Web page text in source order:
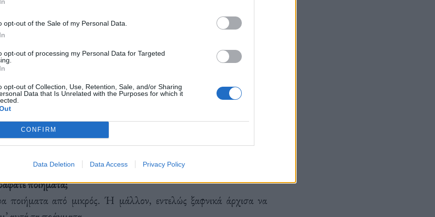
opt-out of the Sale of my Personal Data.
opt-out of processing my Personal Data for Targeted
opt-out of Collection, Use, Retention, Sale, and/or Sharing
Data that Is Unrelated with the Purposes for which it
CONFIRM
Data Deletion Data Access Privacy Policy
του έργου του, που ποτέ δεν έπαψε να αφουγκράζεται σαν
την κοινωνία και την σκληρή πραγματικότητα, είναι κομμάτι
που μας αφήνει ο Βασιλικός. Η συνέντευξη που θα διαβάσετε
αρκετό φως στο πολυδαίδαλο μυαλό του, γεμάτο τρυφερότητα
και αυθορμητισμό.
ποιήματα;
ποιήματα από μικρός. Ή μάλλον, εντελώς ξαφνικά άρχισα να